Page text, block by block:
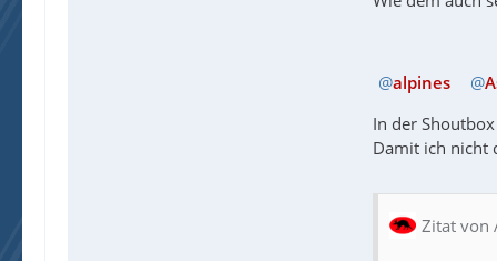
alpines
In der
Damit ich nicht
Zitat von